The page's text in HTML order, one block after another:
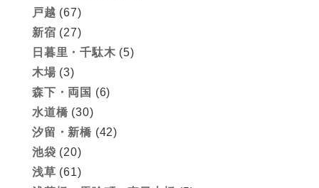
戸越 (67)
新宿 (27)
日暮里・千駄木 (5)
木場 (3)
森下・両国 (6)
水道橋 (30)
汐留・新橋 (42)
池袋 (20)
浅草 (61)